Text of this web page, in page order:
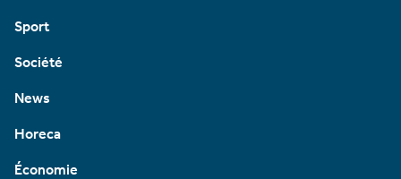
Sport
Société
News
Horeca
Économie